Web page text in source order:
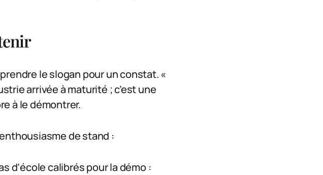
le slogan pour un constat. «
arrivée à maturité ; c’est une
à le démontrer.
de stand :
d’école calibrés pour la démo :